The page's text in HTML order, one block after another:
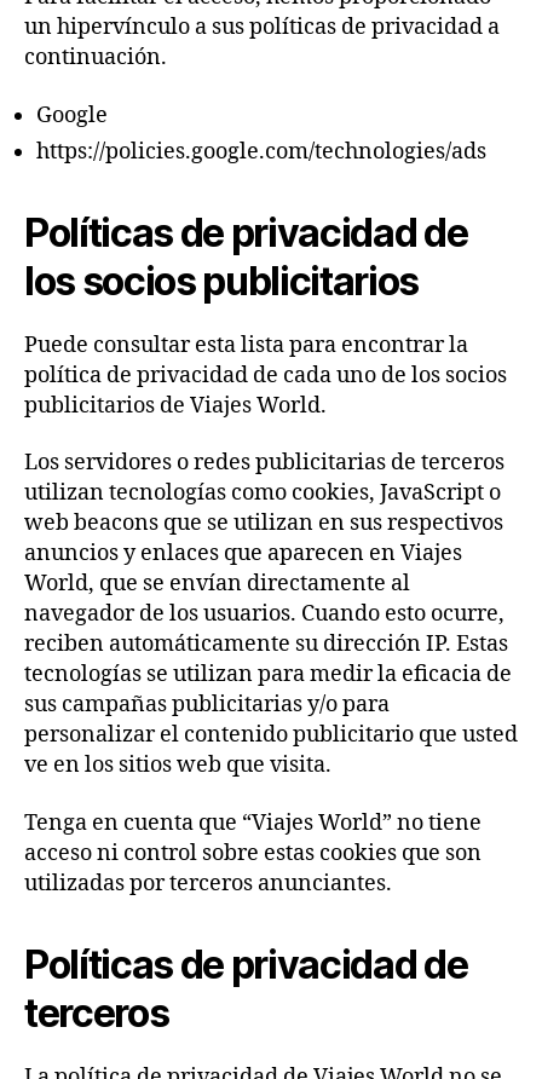
un hipervínculo a sus políticas de privacidad a
continuación.
Google
https://policies.google.com/technologies/ads
Políticas de privacidad de
los socios publicitarios
Puede consultar esta lista para encontrar la
política de privacidad de cada uno de los socios
publicitarios de Viajes World.
Los servidores o redes publicitarias de terceros
utilizan tecnologías como cookies, JavaScript o
web beacons que se utilizan en sus respectivos
anuncios y enlaces que aparecen en Viajes
World, que se envían directamente al
navegador de los usuarios. Cuando esto ocurre,
reciben automáticamente su dirección IP. Estas
tecnologías se utilizan para medir la eficacia de
sus campañas publicitarias y/o para
personalizar el contenido publicitario que usted
ve en los sitios web que visita.
Tenga en cuenta que “Viajes World” no tiene
acceso ni control sobre estas cookies que son
utilizadas por terceros anunciantes.
Políticas de privacidad de
terceros